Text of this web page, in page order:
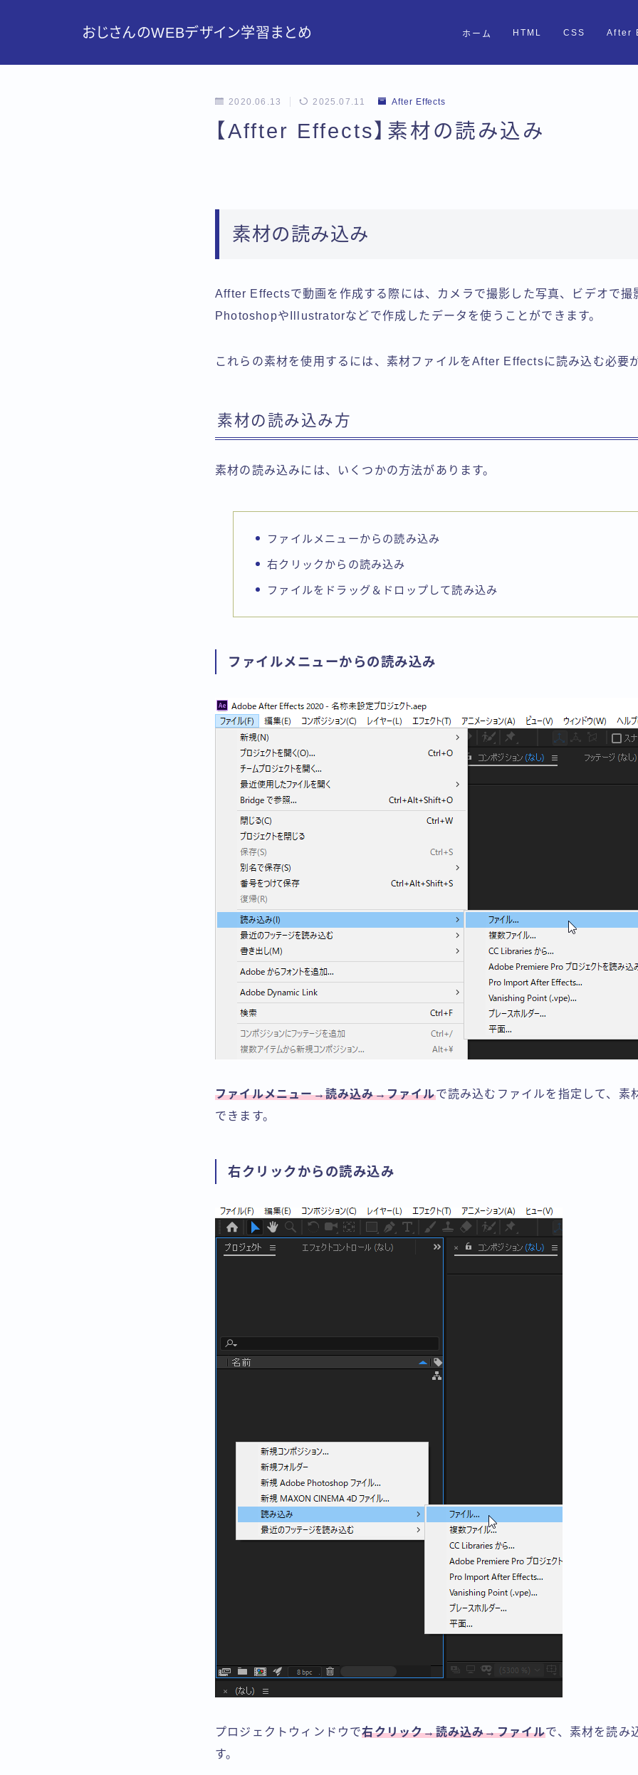
おじさんのWEBデザイン学習まとめ ホーム HTML CSS After
2020.06.13 2025.07.11 After Effects
【Affter Effects】素材の読み込み
素材の読み込み
Affter Effectsで動画を作成する際には、カメラで撮影した写真、ビデオで撮
PhotoshopやIllustratorなどで作成したデータを使うことができます。
これらの素材を使用するには、素材ファイルをAfter Effectsに読み込む必要
素材の読み込み方
素材の読み込みには、いくつかの方法があります。
ファイルメニューからの読み込み
右クリックからの読み込み
ファイルをドラッグ＆ドロップして読み込み
ファイルメニューからの読み込み
ファイルメニュー→読み込み→ファイルで読み込むファイルを指定して、素
できます。
右クリックからの読み込み
プロジェクトウィンドウで右クリック→読み込み→ファイルで、素材を読み
す。